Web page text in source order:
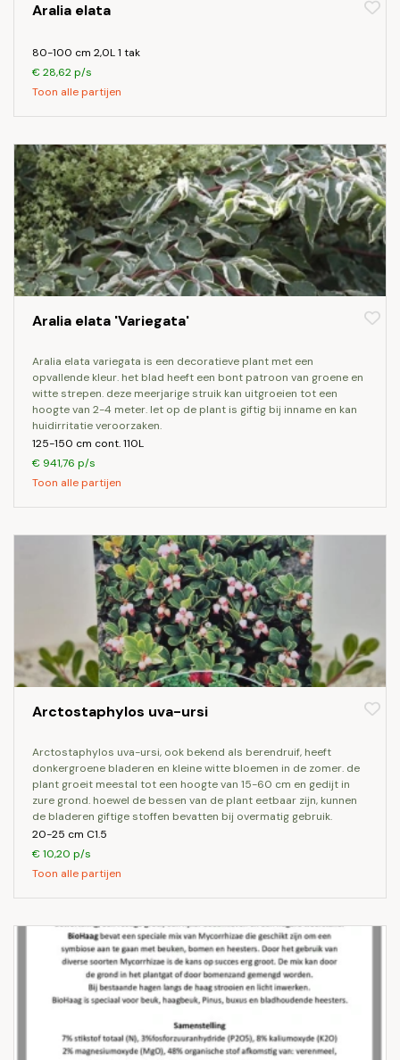
Aralia elata
80-100 cm 2,0L 1 tak
€ 28,62 p/s
Toon alle partijen
Aralia elata 'Variegata'
aralia elata variegata is een decoratieve plant met een
opvallende kleur. het blad heeft een bont patroon van groene en
witte strepen. deze meerjarige struik kan uitgroeien tot een
hoogte van 2-4 meter. let op de plant is giftig bij inname en kan
huidirritatie veroorzaken.
125-150 cm cont. 110L
€ 941,76 p/s
Toon alle partijen
Arctostaphylos uva-ursi
arctostaphylos uva-ursi, ook bekend als berendruif, heeft
donkergroene bladeren en kleine witte bloemen in de zomer. de
plant groeit meestal tot een hoogte van 15-60 cm en gedijt in
zure grond. hoewel de bessen van de plant eetbaar zijn, kunnen
de bladeren giftige stoffen bevatten bij overmatig gebruik.
20-25 cm C1.5
€ 10,20 p/s
Toon alle partijen